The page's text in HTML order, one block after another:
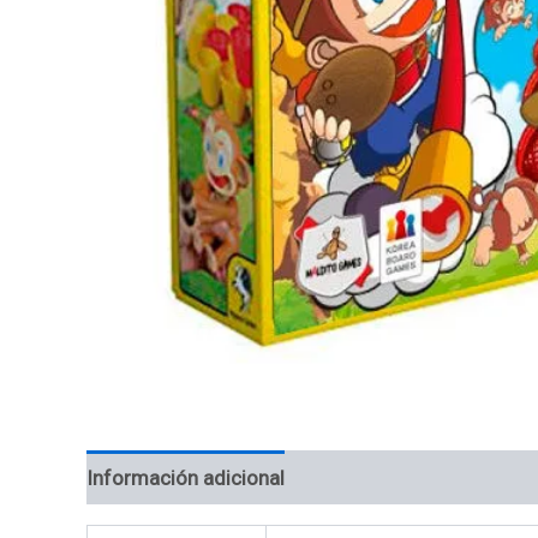
Información adicional